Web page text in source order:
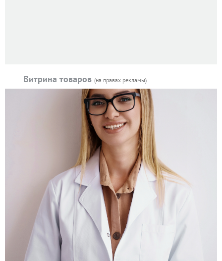
Витрина товаров (на правах рекламы)